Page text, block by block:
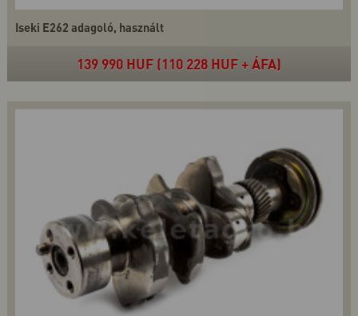
Iseki E262 adagoló, használt
139 990 HUF (110 228 HUF + ÁFA)